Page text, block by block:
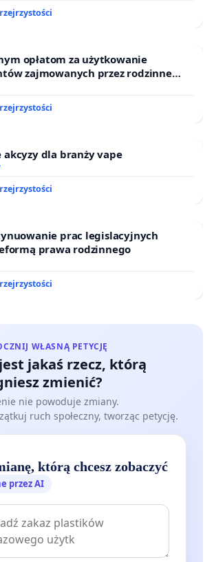
opłatom za użytkowanie
zajmowanych przez rodzinne
akcyzy dla branży vape
prac legislacyjnych
prawa rodzinnego
WŁASNĄ PETYCJĘ
jakaś rzecz, którą
zmienić?
nie powoduje zmiany.
ruch społeczny, tworząc petycję.
którą chcesz zobaczyć
przez AI